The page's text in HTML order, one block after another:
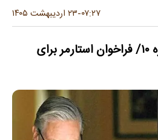
۰۷:۲۷-۲۳ اردیبهشت ۱۴۰۵
زلزله در ساختمان شماره ۱۰/ فراخوان استارمر برای